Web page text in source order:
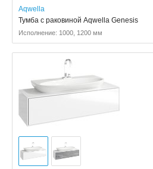
Aqwella
Тумба с раковиной Aqwella Genesis
Исполнение: 1000, 1200 мм